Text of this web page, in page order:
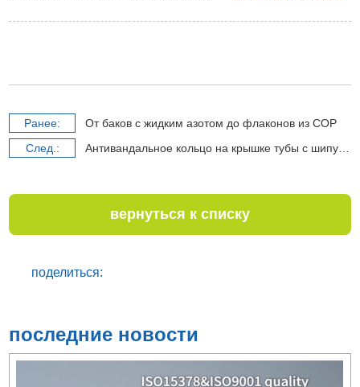
Pанее:
От баков с жидким азотом до флаконов из COP
Cлед.:
Антивандальное кольцо на крышке тубы с шипучими таблетками
вернуться к списку
поделиться:
последние новости